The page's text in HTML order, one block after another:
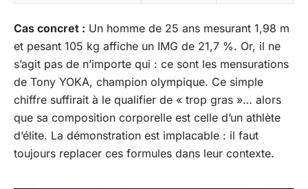
Cas concret : Un homme de 25 ans mesurant 1,98 m
et pesant 105 kg affiche un IMG de 21,7 %. Or, il ne
s’agit pas de n’importe qui : ce sont les mensurations
de Tony YOKA, champion olympique. Ce simple
chiffre suffirait à le qualifier de « trop gras »… alors
que sa composition corporelle est celle d’un athlète
d’élite. La démonstration est implacable : il faut
toujours replacer ces formules dans leur contexte.